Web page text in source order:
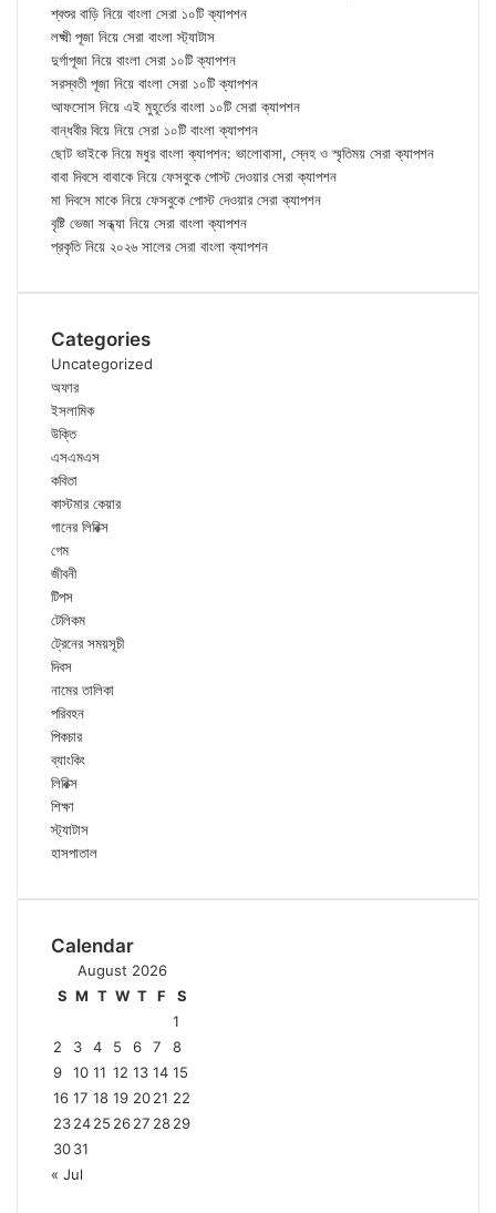
শ্বশুর বাড়ি নিয়ে বাংলা সেরা ১০টি ক্যাপশন
লক্ষ্মী পূজা নিয়ে সেরা বাংলা স্ট্যাটাস
দুর্গাপূজা নিয়ে বাংলা সেরা ১০টি ক্যাপশন
সরস্বতী পূজা নিয়ে বাংলা সেরা ১০টি ক্যাপশন
আফসোস নিয়ে এই মুহূর্তের বাংলা ১০টি সেরা ক্যাপশন
বান্ধবীর বিয়ে নিয়ে সেরা ১০টি বাংলা ক্যাপশন
ছোট ভাইকে নিয়ে মধুর বাংলা ক্যাপশন: ভালোবাসা, স্নেহ ও স্মৃতিময় সেরা ক্যাপশন
বাবা দিবসে বাবাকে নিয়ে ফেসবুকে পোস্ট দেওয়ার সেরা ক্যাপশন
মা দিবসে মাকে নিয়ে ফেসবুকে পোস্ট দেওয়ার সেরা ক্যাপশন
বৃষ্টি ভেজা সন্ধ্যা নিয়ে সেরা বাংলা ক্যাপশন
প্রকৃতি নিয়ে ২০২৬ সালের সেরা বাংলা ক্যাপশন
Categories
Uncategorized
অফার
ইসলামিক
উক্তি
এসএমএস
কবিতা
কাস্টমার কেয়ার
গানের লিরিক্স
গেম
জীবনী
টিপস
টেলিকম
ট্রেনের সময়সূচী
দিবস
নামের তালিকা
পরিবহন
পিকচার
ব্যাংকিং
লিরিক্স
শিক্ষা
স্ট্যাটাস
হাসপাতাল
Calendar
August 2026
S M T W T F
S
1
2
3 4 5 6 7
8
9
10 11 12 13 14 15
16 17 18 19 2021 22
232425 2627 2829
3031
« Jul